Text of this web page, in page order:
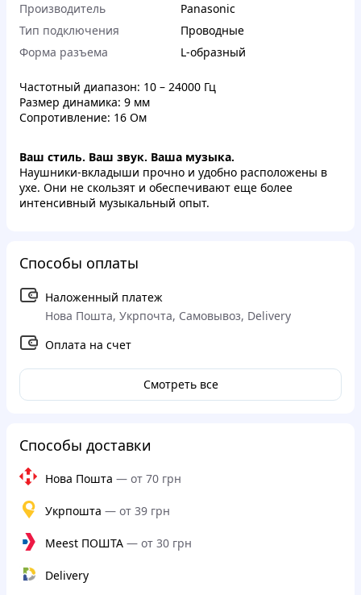
Производитель
Panasonic
Тип подключения
Проводные
Форма разъема
L-образный
Частотный диапазон: 10 – 24000 Гц
Размер динамика: 9 мм
Сопротивление: 16 Ом
Ваш стиль. Ваш звук. Ваша музыка.
Наушники-вкладыши прочно и удобно расположены в
ухе. Они не скользят и обеспечивают еще более
интенсивный музыкальный опыт.
Способы оплаты
Наложенный платеж
Нова Пошта, Укрпочта, Самовывоз, Delivery
Оплата на счет
Смотреть все
Способы доставки
Нова Пошта — от 70 грн
Укрпошта — от 39 грн
Meest ПОШТА — от 30 грн
Delivery